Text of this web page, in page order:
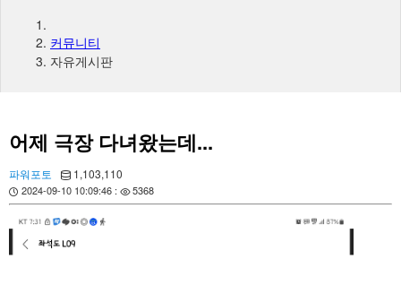
커뮤니티
자유게시판
어제 극장 다녀왔는데...
파워포토 1,103,110
2024-09-10 10:09:46 : 5368